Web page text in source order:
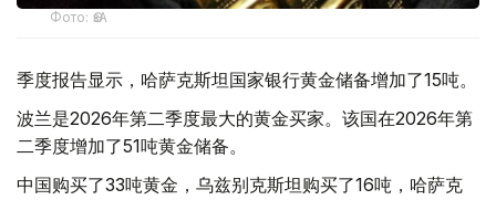
Фото: ӨзА
季度报告显示，哈萨克斯坦国家银行黄金储备增加了15吨。
波兰是2026年第二季度最大的黄金买家。该国在2026年第
二季度增加了51吨黄金储备。
中国购买了33吨黄金，乌兹别克斯坦购买了16吨，哈萨克